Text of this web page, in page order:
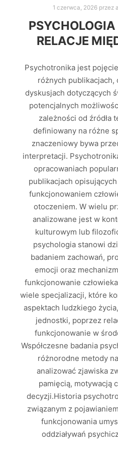
1 czerwca, 2026 przez
RELACJE
Psychotronika jest
różnych publikacjach,
dyskusjach dotyczących
potencjalnych
zależności od źródła
definiowany na różne
znaczeniowy bywa
interpretacji.
opracowaniach
publikacjach
funkcjonowaniem
otoczeniem. W wielu
analizowane jest w
kulturowym lub
psychologia stanowi
badaniem zachowań,
emocji oraz
funkcjonowanie
wiele specjalizacji, które
aspektach ludzkiego
jednostki, poprzez
funkcjonowanie w
Współczesne badania
różnorodne metody
analizować zjawiska
pamięcią, motywacją
decyzji.Historia
związanym z
funkcjonowania
oddziaływań